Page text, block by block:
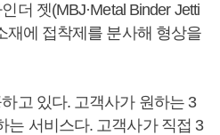
더 젯(MBJ·Metal Binder Jetti
재에 접착제를 분사해 형상을
고 있다. 고객사가 원하는 3
는 서비스다. 고객사가 직접 3